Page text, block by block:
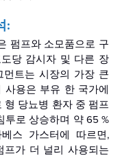
:
펌프와 소모품으로 구
당 감시자 및 다른 장
트는 시장의 가장 큰
용은 부유 한 국가에
형 당뇨병 환자 중 펌프
투로 상승하며 약 65 %
스 가스터에 따르면,
프가 더 널리 사용되는